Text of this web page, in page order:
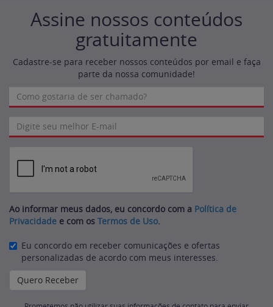
Assine nossos conteúdos
gratuitamente
Cadastre-se para receber nossos conteúdos por email e faça
parte da nossa comunidade!
Ao informar meus dados, eu concordo com a Política de
Privacidade e com os Termos de Uso.
Eu concordo em receber comunicações e ofertas
personalizadas de acordo com meus interesses.